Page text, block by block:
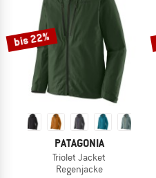
bis 22%
PATAGONIA
Triolet Jacket
Regenjacke